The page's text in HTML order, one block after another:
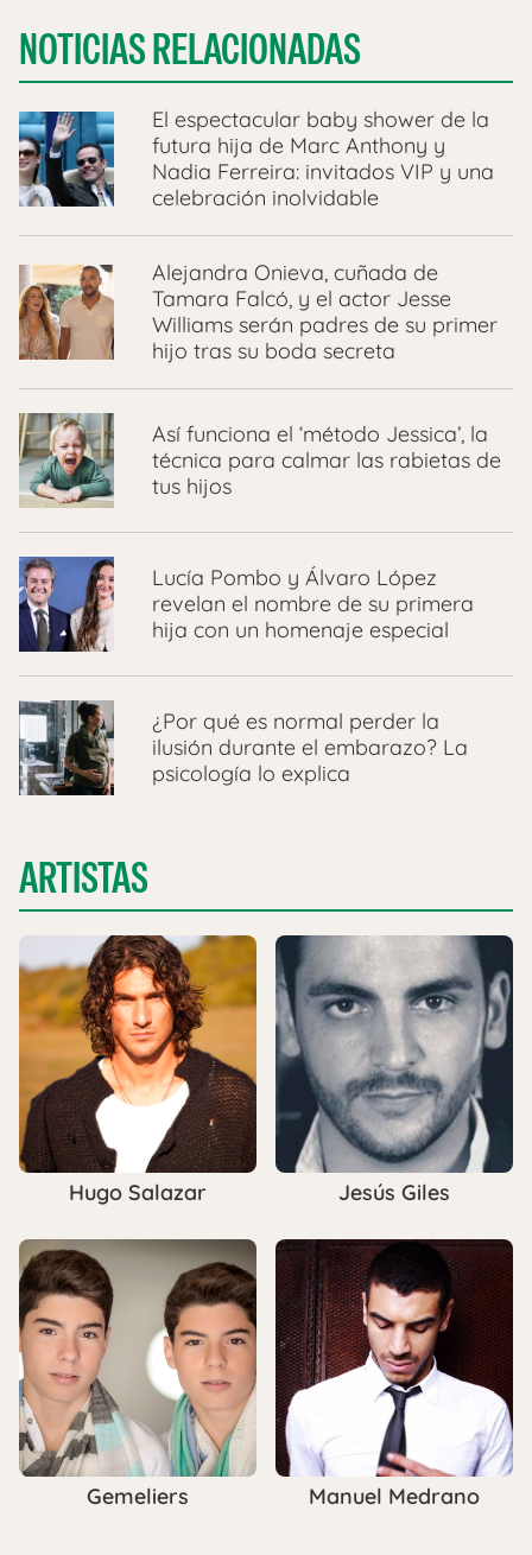
NOTICIAS RELACIONADAS
El espectacular baby shower de la
futura hija de Marc Anthony y
Nadia Ferreira: invitados VIP y una
celebración inolvidable
Alejandra Onieva, cuñada de
Tamara Falcó, y el actor Jesse
Williams serán padres de su primer
hijo tras su boda secreta
Así funciona el ‘método Jessica’, la
técnica para calmar las rabietas de
tus hijos
Lucía Pombo y Álvaro López
revelan el nombre de su primera
hija con un homenaje especial
¿Por qué es normal perder la
ilusión durante el embarazo? La
psicología lo explica
ARTISTAS
Hugo Salazar Jesús Giles
Gemeliers Manuel Medrano